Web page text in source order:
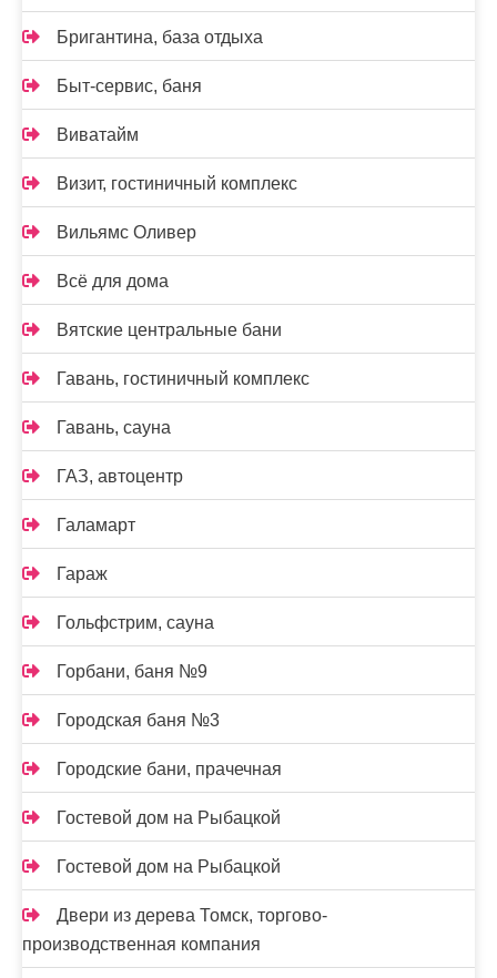
Бригантина, база отдыха
Быт-сервис, баня
Виватайм
Визит, гостиничный комплекс
Вильямс Оливер
Всё для дома
Вятские центральные бани
Гавань, гостиничный комплекс
Гавань, сауна
ГАЗ, автоцентр
Галамарт
Гараж
Гольфстрим, сауна
Горбани, баня №9
Городская баня №3
Городские бани, прачечная
Гостевой дом на Рыбацкой
Гостевой дом на Рыбацкой
Двери из дерева Томск, торгово-
производственная компания